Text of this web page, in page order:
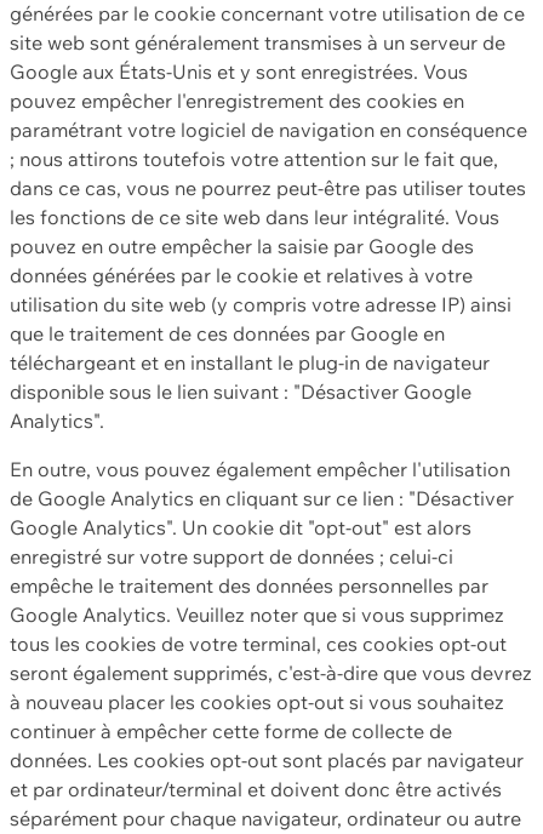
générées par le cookie concernant votre utilisation de ce
site web sont généralement transmises à un serveur de
Google aux États-Unis et y sont enregistrées. Vous
pouvez empêcher l'enregistrement des cookies en
paramétrant votre logiciel de navigation en conséquence
; nous attirons toutefois votre attention sur le fait que,
dans ce cas, vous ne pourrez peut-être pas utiliser toutes
les fonctions de ce site web dans leur intégralité. Vous
pouvez en outre empêcher la saisie par Google des
données générées par le cookie et relatives à votre
utilisation du site web (y compris votre adresse IP) ainsi
que le traitement de ces données par Google en
téléchargeant et en installant le plug-in de navigateur
disponible sous le lien suivant : "Désactiver Google
Analytics".
En outre, vous pouvez également empêcher l'utilisation
de Google Analytics en cliquant sur ce lien : "Désactiver
Google Analytics". Un cookie dit "opt-out" est alors
enregistré sur votre support de données ; celui-ci
empêche le traitement des données personnelles par
Google Analytics. Veuillez noter que si vous supprimez
tous les cookies de votre terminal, ces cookies opt-out
seront également supprimés, c'est-à-dire que vous devrez
à nouveau placer les cookies opt-out si vous souhaitez
continuer à empêcher cette forme de collecte de
données. Les cookies opt-out sont placés par navigateur
et par ordinateur/terminal et doivent donc être activés
séparément pour chaque navigateur, ordinateur ou autre